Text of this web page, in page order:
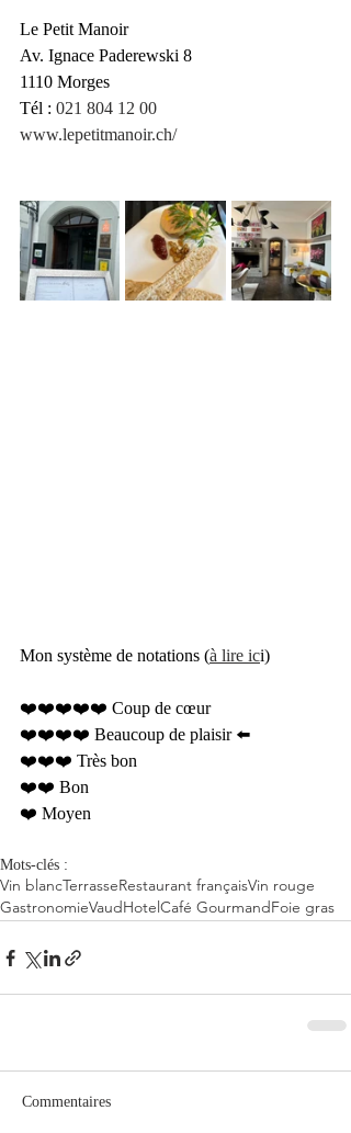
Le Petit Manoir
Av. Ignace Paderewski 8
1110 Morges
Tél : 021 804 12 00
www.lepetitmanoir.ch/
Mon système de notations (à lire ici)
❤️❤️❤️❤️❤️ Coup de cœur
❤️❤️❤️❤️ Beaucoup de plaisir ⬅️
❤️❤️❤️ Très bon
❤️❤️ Bon
❤️ Moyen
Mots-clés :
Vin blancTerrasseRestaurant françaisVin rouge
GastronomieVaudHotelCafé GourmandFoie gras
Commentaires